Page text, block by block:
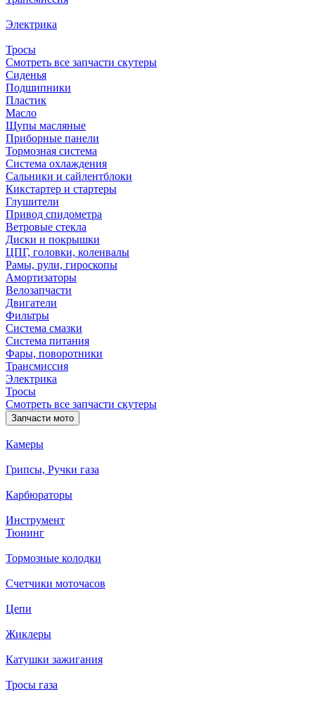
Электрика
Тросы
Смотреть все запчасти скутеры
Сиденья
Подшипники
Пластик
Масло
Щупы масляные
Приборные панели
Тормозная система
Система охлаждения
Сальники и сайлентблоки
Кикстартер и стартеры
Глушители
Привод спидометра
Ветровые стекла
Диски и покрышки
ЦПГ, головки, коленвалы
Рамы, рули, гироскопы
Амортизаторы
Велозапчасти
Двигатели
Фильтры
Система смазки
Система питания
Фары, поворотники
Трансмиссия
Электрика
Тросы
Смотреть все запчасти скутеры
Запчасти мото
Камеры
Грипсы, Ручки газа
Карбюраторы
Инструмент
Тюнинг
Тормозные колодки
Счетчики моточасов
Цепи
Жиклеры
Катушки зажигания
Тросы газа